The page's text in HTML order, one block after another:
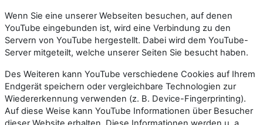
Wenn Sie eine unserer Webseiten besuchen, auf denen
YouTube eingebunden ist, wird eine Verbindung zu den
Servern von YouTube hergestellt. Dabei wird dem YouTube-
Server mitgeteilt, welche unserer Seiten Sie besucht haben.
Des Weiteren kann YouTube verschiedene Cookies auf Ihrem
Endgerät speichern oder vergleichbare Technologien zur
Wiedererkennung verwenden (z. B. Device-Fingerprinting).
Auf diese Weise kann YouTube Informationen über Besucher